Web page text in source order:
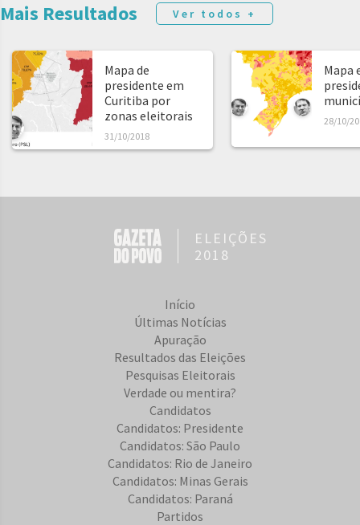
Mais Resultados Ver todos +
Mapa de
presidente em
Curitiba por
zonas eleitorais
31/10/2018
Mapa
28/10/
ELEIÇÕES
2018
Início
Últimas Notícias
Apuração
Resultados das Eleições
Pesquisas Eleitorais
Verdade ou mentira?
Candidatos
Candidatos: Presidente
Candidatos: São Paulo
Candidatos: Rio de Janeiro
Candidatos: Minas Gerais
Candidatos: Paraná
Partidos